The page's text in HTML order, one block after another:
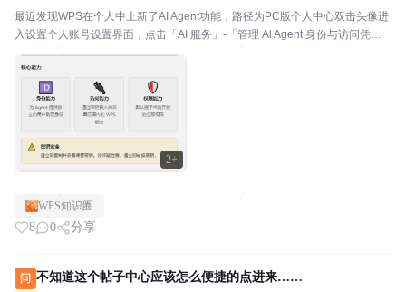
2+
最近发现WPS在个人中上新了AI Agent功能，路径为PC版个人中心双击头像进
入设置个人账号设置界面，点击「AI 服务」-「管理 Al Agent 身份与访问凭证」
-「管理」即可进入设置界面。2026 年飞书、钉钉、企业微信、WPS 几乎同时
开源 CLI...
WPS知识圈
8 0 分享
问 不知道这个帖子中心应该怎么便捷的点进来……